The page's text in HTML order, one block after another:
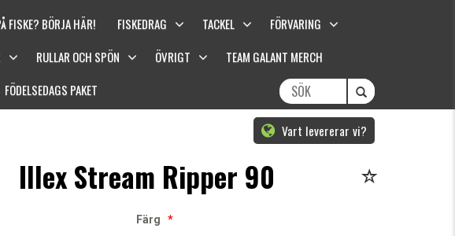
FISKE? BÖRJA HÄR! FISKEDRAG TACKEL
FÖRVARING
RULLAR OCH SPÖN ÖVRIGT
TEAM GALANT MERCH
FÖDELSEDAGS PAKET
Vart levererar vi?
Illex Stream Ripper 90
Färg
*